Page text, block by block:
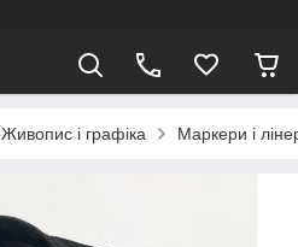
Живопис і графіка Маркери і